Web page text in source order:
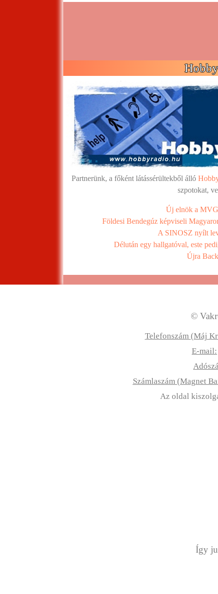
Partnerünk, a főként látássérültekből álló
szpotokat,
Új elnök a
Földesi Bendegúz képviseli
A SINOSZ nyílt
Délután egy hallgatóval, este
Újra
©
Telefonszám (Máj
E-mail:
Számlaszám (Magnet
Az oldal
Így